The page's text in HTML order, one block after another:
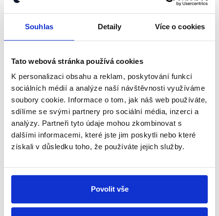
Souhlas Detaily Více o cookies
Tato webová stránka používá cookies
K personalizaci obsahu a reklam, poskytování funkcí
sociálních médií a analýze naší návštěvnosti využíváme
soubory cookie. Informace o tom, jak náš web používáte,
sdílíme se svými partnery pro sociální média, inzerci a
analýzy. Partneři tyto údaje mohou zkombinovat s
dalšími informacemi, které jste jim poskytli nebo které
získali v důsledku toho, že používáte jejich služby.
Povolit vše
8. ledna 2020
ZAVÁDĚJÍCÍ
Ministerstvo pro místní rozvoj vyčíslilo celkové
Ministerstvo vnitra pak skutečně udává částku 2,2
miliardy, jedná se však o spodní hranici, přičemž
náklady mohou snadno stoupnout až na 31,6
miliard.
zobrazit celé odůvodnění
vyčíslilo, jako kdybysme stavěli
všechny úřady na zelené louce,